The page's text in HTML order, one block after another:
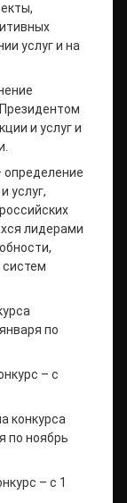
услуг и на
и услуг и
определение
услуг,
лидерами
по
– с
конкурса
по ноябрь
– с 1